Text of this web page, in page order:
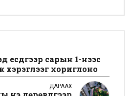
есдүгээр сарын 1-нээс
хэрэглээг хориглоно
ДАРААХ